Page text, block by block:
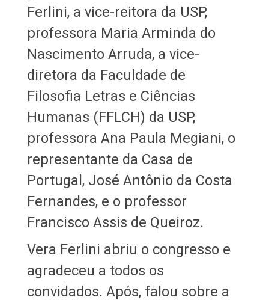
Ferlini, a vice-reitora da USP,
professora Maria Arminda do
Nascimento Arruda, a vice-
diretora da Faculdade de
Filosofia Letras e Ciências
Humanas (FFLCH) da USP,
professora Ana Paula Megiani, o
representante da Casa de
Portugal, José Antônio da Costa
Fernandes, e o professor
Francisco Assis de Queiroz.
Vera Ferlini abriu o congresso e
agradeceu a todos os
convidados. Após, falou sobre a